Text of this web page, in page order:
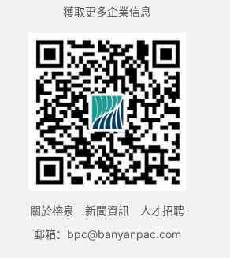
獲取更多企業信息
關於榕泉 新聞資訊
人才招聘
郵箱：bpc@banyanpac.com